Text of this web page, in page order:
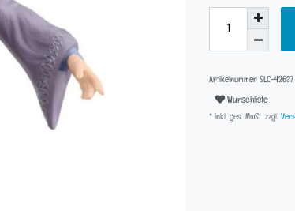
Artikelnummer SLC-42637
Wunschliste
* inkl. ges. MwSt. zzgl.